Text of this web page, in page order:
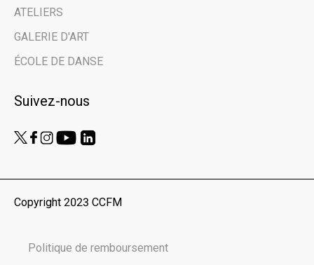
ATELIERS
GALERIE D'ART
ÉCOLE DE DANSE
Suivez-nous
Copyright 2023 CCFM
Politique de remboursement
Nom de famille | Last Name
Nom de votre organisme | Name of your
organization
Vous êtes ici en tant que… | You are here
as...
Médias | Press